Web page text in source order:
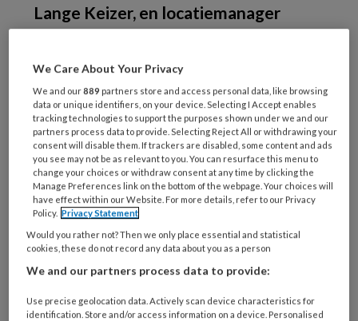
Lange Keizer, en locatiemanager
Jolanda de Meulmeester over het
belang van keuzevrijheid: 'Als een kind
vier jaar lang niet wil knutselen, is dat
óók goed.'
De
REGISTREREN
Wil je dit artikel lezen?
Maak gratis een account aan en lees 2
We Care About Your Privacy
We and our889 partners store and access personal data, like browsing
data or unique identifiers, on your device. Selecting I Accept enables
tracking technologies to support the purposes shown under we and our
partners process data to provide. Selecting Reject All or withdrawing your
consent will disable them. If trackers are disabled, some content and ads
you see may not be as relevant to you. You can resurface this menu to
change your choices or withdraw consent at any time by clicking the
Manage Preferences link on the bottom of the webpage. Your choices will
have effect within our Website. For more details, refer to our Privacy
Policy. Privacy Statement
Would you rather not? Then we only place essential and statistical
cookies, these do not record any data about you as a person
We and our partners process data to provide:
Use precise geolocation data. Actively scan device characteristics for
identification. Store and/or access information on a device. Personalised